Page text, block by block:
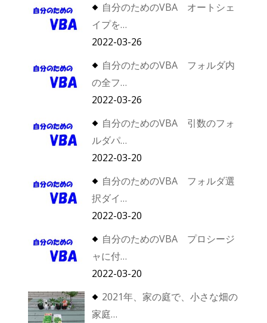
自分のためのVBA オートシェ
イプを…
2022-03-26
自分のためのVBA フォルダ内
の全フ…
2022-03-26
自分のためのVBA 引数のフォ
ルダパ…
2022-03-20
自分のためのVBA フォルダ選
択ダイ…
2022-03-20
自分のためのVBA プロシージ
ャに付…
2022-03-20
2021年、家の庭で、小さな畑の
家庭…